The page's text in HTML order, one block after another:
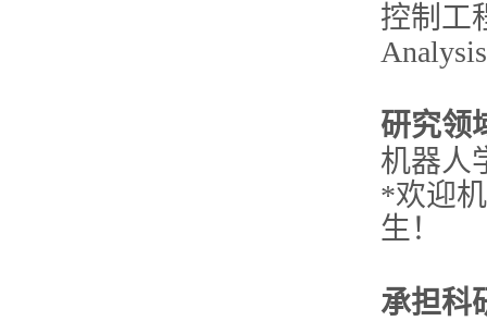
控制工
研究领
机器人
*欢迎
生！
承担科